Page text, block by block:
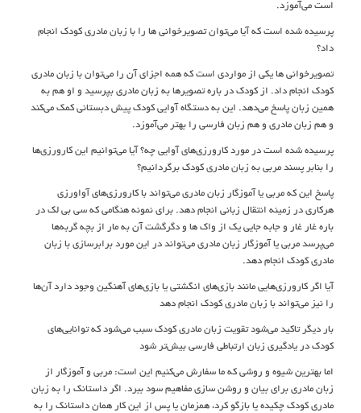
است می‌آموزد.
پرسیده شده است که آیا می‌توان تصویرخوانی ها را با زبان مادری کودک انجام
داد؟
تصویرخوانی ها یکی از مواردی است که همه اجزای آن را می‌توان با زبان مادری
کودک انجام داد. از کودک در باره تصویرها به زبان مادری بپرسید و او هم به
همین زبان پاسخ می‌دهد. این به دستگاه آوایی کودک پیش دبستانی کمک می‌کند
و هم زبان مادری و هم زبان فارسی را بهتر می‌آموزد.
پرسیده شده است در مورد کارورزی‌های آوایی چه؟ آیا می‌توانیم این کارورزی‌ها
را بنابر پسند مربی به زبان مادری کودک برگردانیم؟
پاسخ این که مربی یا آموزگار زبان مادری می‌تواند با کارورزی‌های آواورزی
هرکاری در زمینه انتقال زبانی انجام دهد. برای نمونه هنگامی که سی بی لک در
باره غار غار و جابه جایی یک از واک ها و دگرگشت آن به مار از بچه گربه‌ها
می‌پرسد مربی یا آموزگار زبان مادری می‌تواند در این مورد برابرسازی با زبان
مادری کودک انجام دهد.
آیا اگر کارورزی‌هایی مانند بازی‌های انگشتی یا بازی‌های آهنگین وجود دارد آن‌ها
را نیز می‌تواند با زبان مادری کودک انجام دهد
بار دیگر تاکید می‌شود تقویت زبان مادری کودک سبب می‌شود که توانایی‌های
کودک در یادگیری زبان ارتباطی فارسی بیش‌تر شود
اما بهترین شیوه و روشی که ما سفارش می‌کنیم این است: مربی و آموزگار از
زبان مادری برای بیان و روشن سازی مفاهیم سود ببرد. اگر داستانک را به زبان
مادری کودک چکیده یا بازگو کرد، همزمان یا پس از این کار همان داستانک را به